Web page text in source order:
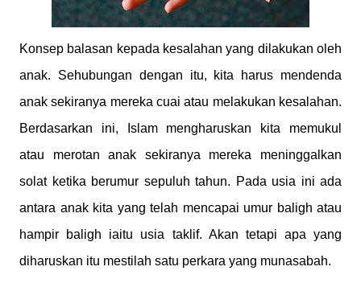
Konsep balasan kepada kesalahan yang dilakukan oleh
anak. Sehubungan dengan itu, kita harus mendenda
anak sekiranya mereka cuai atau melakukan kesalahan.
Berdasarkan ini, Islam mengharuskan kita memukul
atau merotan anak sekiranya mereka meninggalkan
solat ketika berumur sepuluh tahun. Pada usia ini ada
antara anak kita yang telah mencapai umur baligh atau
hampir baligh iaitu usia taklif. Akan tetapi apa yang
diharuskan itu mestilah satu perkara yang munasabah.